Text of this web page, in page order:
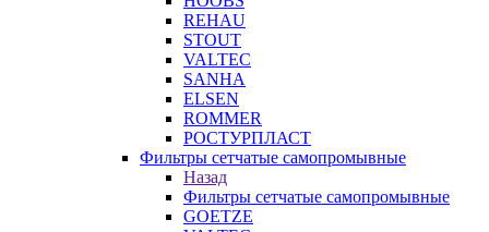
REHAU
STOUT
VALTEC
SANHA
ELSEN
ROMMER
РОСТУРПЛАСТ
Фильтры сетчатые самопромывные
Назад
Фильтры сетчатые самопромывные
GOETZE